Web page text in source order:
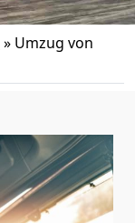
» Umzug von